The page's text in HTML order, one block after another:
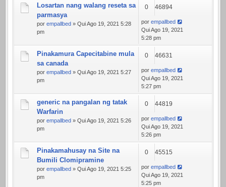
Losartan nang walang reseta sa
parmasya
por empallbed » Qui Ago 19, 2021 5:28
pm
0 46894
por empallbed
Qui Ago 19, 2021
5:28 pm
Pinakamura Capecitabine mula
sa canada
por empallbed » Qui Ago 19, 2021 5:27
pm
0 46631
por empallbed
Qui Ago 19, 2021
5:27 pm
generic na pangalan ng tatak
Warfarin
por empallbed » Qui Ago 19, 2021 5:26
pm
0 44819
por empallbed
Qui Ago 19, 2021
5:26 pm
Pinakamahusay na Site na
Bumili Clomipramine
por empallbed » Qui Ago 19, 2021 5:25
pm
0 45515
por empallbed
Qui Ago 19, 2021
5:25 pm